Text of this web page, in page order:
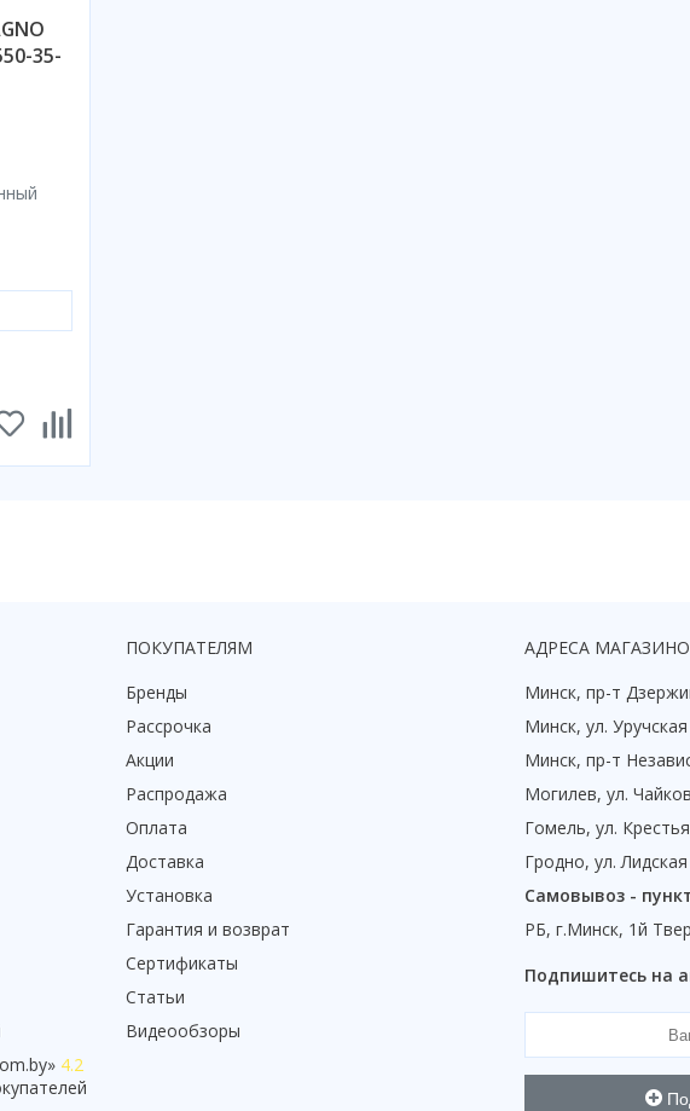
35-
» 4.2
ПОКУПАТЕЛЯМ
Бренды
Рассрочка
Акции
Распродажа
Оплата
Доставка
Установка
Гарантия и возврат
Сертификаты
Статьи
Видеообзоры
АДРЕСА
Минск, пр-т
Минск, ул.
Минск, пр-т
Могилев, ул.
Гомель, ул.
Гродно, ул.
Самовывоз -
РБ, г.Минск, 1й
Подпишитесь на